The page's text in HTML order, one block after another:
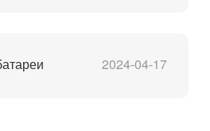
2024-04-17